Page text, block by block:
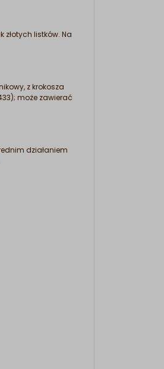
złotych listków. Na
z krokosza
może zawierać
działaniem